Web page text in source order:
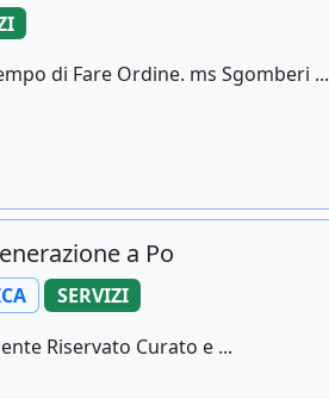
di Fare Ordine. ms Sgomberi ...
a Po
SERVIZI
Riservato Curato e ...